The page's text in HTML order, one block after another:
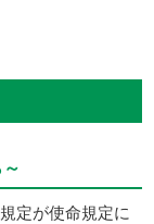
定が使命規定に